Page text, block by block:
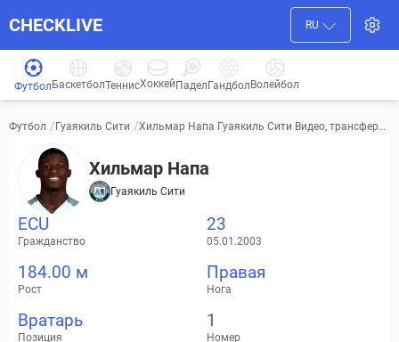
CHECKLIVE RU
Футбол БаскетболТеннисХоккей ПаделГандбол Волейбол
Футбол / Гуаякиль Сити /Хильмар Напа Гуаякиль Сити Видео, трансферы,
Хильмар Напа
Гуаякиль Сити
ECU
Гражданство
23
05.01.2003
184.00 м
Рост
Правая
Нога
Вратарь
Позиция
1
Номер